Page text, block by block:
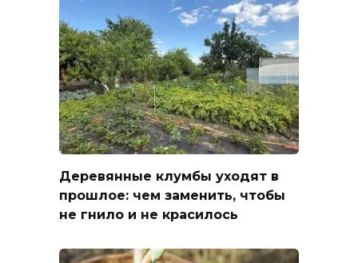
Деревянные клумбы уходят в
прошлое: чем заменить, чтобы
не гнило и не красилось